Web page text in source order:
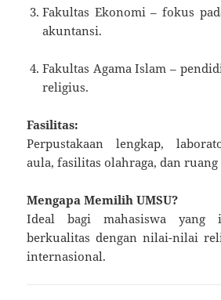
Fakultas Ekonomi – fokus
akuntansi.
Fakultas Agama Islam –
religius.
Fasilitas:
Perpustakaan lengkap,
aula, fasilitas olahraga, dan
Mengapa Memilih UMSU?
Ideal bagi mahasiswa yang
berkualitas dengan nilai-nilai
internasional.